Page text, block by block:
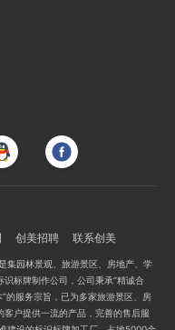
创美招聘 联系创美
集园林景观、旅游景区、房地产、学
标牌制作公司，公司秉承“精诚合
的服务宗旨，已为多家旅游景区、房
户提供一流的产品，完善的售后服